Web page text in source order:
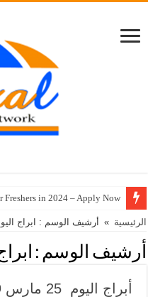
Freshers in 2024 – Apply Now
الرئيسية » أرشيف الوسم : ابراج اليوم
أرشيف الوسم : ابراج